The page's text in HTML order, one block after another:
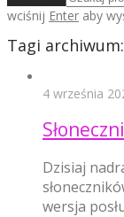
wciśnij Enter aby
Tagi archiwum:
4 września
Dzisiaj
wersja